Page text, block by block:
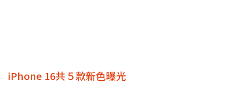
iPhone 16共５款新色曝光